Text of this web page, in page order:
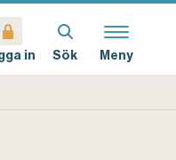
in Sök Meny